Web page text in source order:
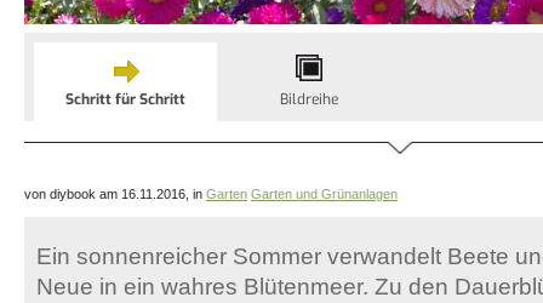
Schritt für Schritt Bildreihe
von diybook am 16.11.2016, in Garten Garten und Grünanlagen
Ein sonnenreicher Sommer verwandelt Beete
Neue in ein wahres Blütenmeer. Zu den